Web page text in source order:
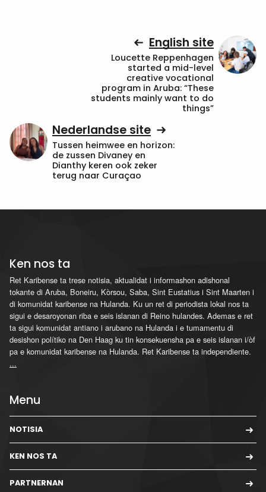
English site
Loucette Reppenhagen
started a mid-level
creative vocational
program in Aruba: “These
students mainly want to do
things”
Nederlandse site
Tussen heimwee en horizon:
de zussen Divaney en
Dianthy keren ook zeker
terug naar Curaçao
Ken nos ta
Ret Karibense ta trese notisia, aktualidat i informashon adishonal
tokante di Aruba, Boneiru, Kòrsou, Saba, Sint Eustatius i Sint Maarten i
di komunidat karibense na Hulanda. Ku un ret di periodista lokal nos ta
sigui e desaroyonan riba e seis islanan di Reino hulandes. Ademas e ret
ta sigui komunidat antiano i arubano na Hulanda i e tumamentu di
desishon polítiko na Den Haag ku tin konsekuensha pa e seis islanan i/òf
pa e komunidat karibense na Hulanda. Ret Karibense ta independiente.
...
Menu
NOTISIA
KEN NOS TA
PARTNERNAN